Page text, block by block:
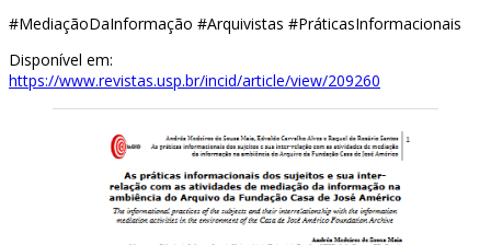
#MediaçãoDaInformação #Arquivistas #PráticasInformacionais
Disponível em:
https://www.revistas.usp.br/incid/article/view/209260